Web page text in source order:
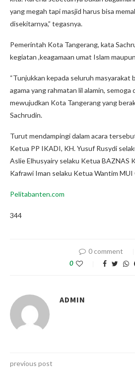
yang megah tapi masjid harus bisa
disekitarnya,” tegasnya.
Pemerintah Kota Tangerang, kata
kegiatan ,keagamaan umat Islam
“Tunjukkan kepada seluruh masyarakat
agama yang rahmatan lil alamin,
mewujudkan Kota Tangerang yang
Sachrudin.
Turut mendampingi dalam acara
Ketua PP IKADI, KH. Yusuf Rusydi
Aslie Elhusyairy selaku Ketua BAZNAS
Kafrawi Iman selaku Ketua Wantim MUI
Pelitabanten.com
344
0 comment
0
ADMIN
previous post